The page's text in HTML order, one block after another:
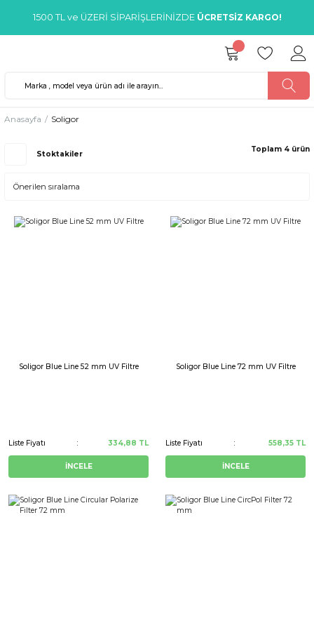
1500 TL ve ÜZERİ SİPARİŞLERİNİZDE ÜCRETSİZ KARGO!
Anasayfa Soligor
Stoktakiler
Toplam 4 ürün
Soligor Blue Line 52 mm UV Filtre
Liste Fiyatı 334,88 TL
İNCELE
Soligor Blue Line 72 mm UV Filtre
Liste Fiyatı 558,35 TL
İNCELE